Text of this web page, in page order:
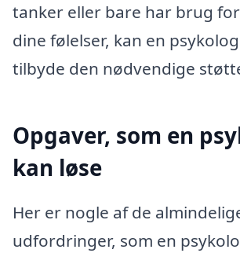
tanker eller bare har brug
dine følelser, kan en
tilbyde den nødvendige
Opgaver, som en
kan løse
Her er nogle af de
udfordringer, som en